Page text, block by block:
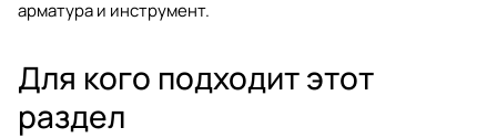
арматураи инструмент.
Для кого подходит этот
раздел